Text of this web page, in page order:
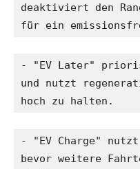
deaktiviert den
für ein
- "EV Later"
und nutzt
hoch zu halten.
- "EV Charge"
bevor weitere